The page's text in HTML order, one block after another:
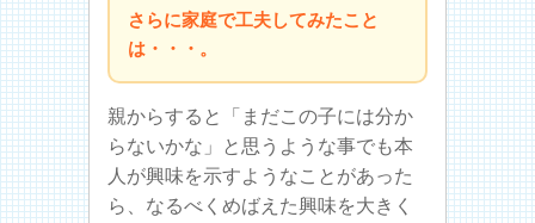
さらに家庭で工夫してみたこと
は・・・。
親からすると「まだこの子には分か
らないかな」と思うような事でも本
人が興味を示すようなことがあった
ら、なるべくめばえた興味を大きく